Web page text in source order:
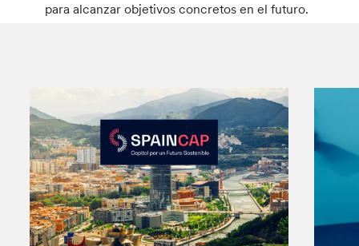
para alcanzar objetivos concretos en el futuro.